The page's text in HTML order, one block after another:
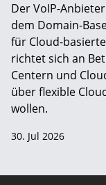
Der VoIP-
dem Domain-
für Cloud-
richtet sich an
Centern und
über flexible
wollen.
30. Jul 2026